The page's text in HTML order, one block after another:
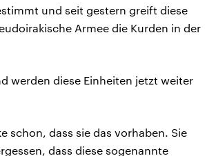
und seit gestern greift diese
Armee die Kurden in der
werden diese Einheiten jetzt weiter
schon, dass sie das vorhaben. Sie
dass diese sogenannte